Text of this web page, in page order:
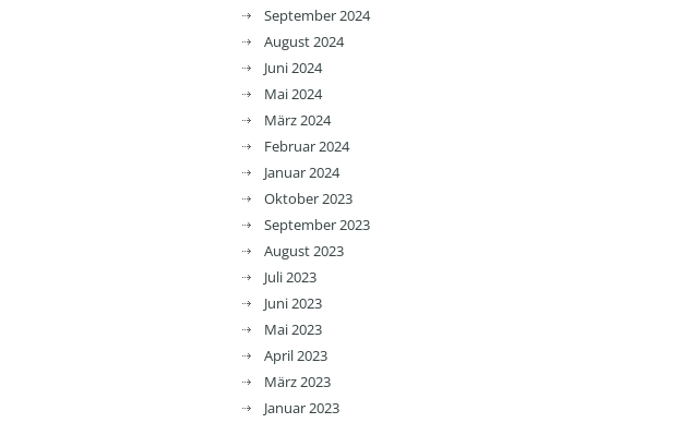
September 2024
August 2024
Juni 2024
Mai 2024
März 2024
Februar 2024
Januar 2024
Oktober 2023
September 2023
August 2023
Juli 2023
Juni 2023
Mai 2023
April 2023
März 2023
Januar 2023